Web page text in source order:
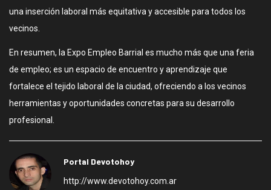
una inserción laboral más equitativa y accesible para todos los
vecinos.
En resumen, la Expo Empleo Barrial es mucho más que una feria
de empleo; es un espacio de encuentro y aprendizaje que
fortalece el tejido laboral de la ciudad, ofreciendo a los vecinos
herramientas y oportunidades concretas para su desarrollo
profesional.
Portal Devotohoy
http://www.devotohoy.com.ar